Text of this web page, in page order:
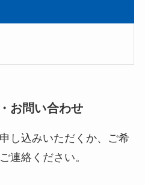
お問い合わせ
し込みいただくか、ご希
連絡ください。